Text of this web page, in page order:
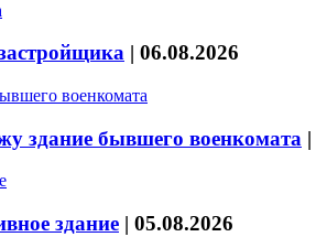
| 06.08.2026
здание бывшего военкомата |
здание | 05.08.2026